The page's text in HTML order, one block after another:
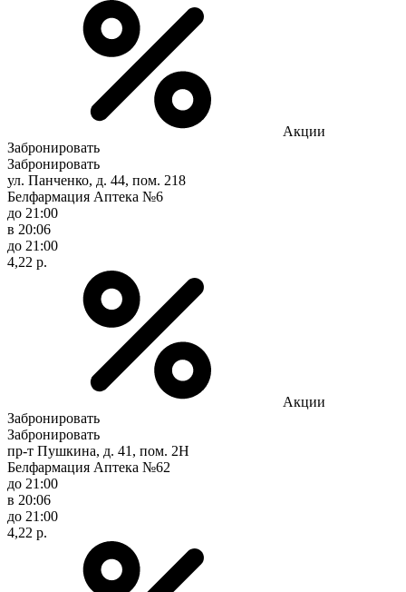
Акции
Забронировать
Забронировать
ул. Панченко, д. 44, пом. 218
Белфармация Аптека №6
до 21:00
в 20:06
до 21:00
4,22 р.
Акции
Забронировать
Забронировать
пр-т Пушкина, д. 41, пом. 2Н
Белфармация Аптека №62
до 21:00
в 20:06
до 21:00
4,22 р.